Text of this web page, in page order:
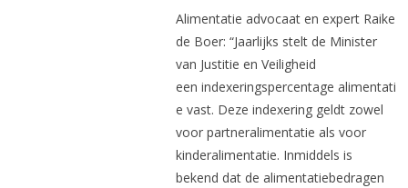
Alimentatie advocaat en expert Raike
de Boer: “Jaarlijks stelt de Minister
van Justitie en Veiligheid
een indexeringspercentage alimentati
e vast. Deze indexering geldt zowel
voor partneralimentatie als voor
kinderalimentatie. Inmiddels is
bekend dat de alimentatiebedragen